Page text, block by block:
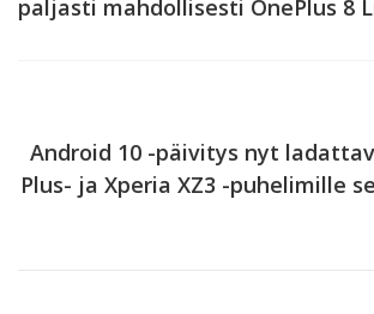
paljasti mahdollisesti OnePlus 8
Android 10 -päivitys nyt
Plus- ja Xperia XZ3 -puhelimille